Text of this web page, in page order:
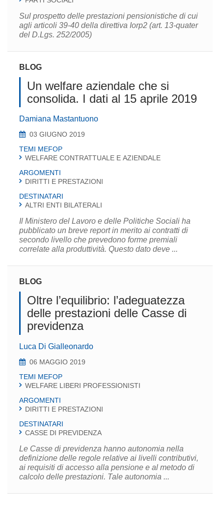
Sul prospetto delle prestazioni pensionistiche di cui
agli articoli 39-40 della direttiva Iorp2 (art. 13-quater
del D.Lgs. 252/2005)
BLOG
Un welfare aziendale che si
consolida. I dati al 15 aprile 2019
Damiana Mastantuono
03 GIUGNO 2019
TEMI MEFOP
WELFARE CONTRATTUALE E AZIENDALE
ARGOMENTI
DIRITTI E PRESTAZIONI
DESTINATARI
ALTRI ENTI BILATERALI
Il Ministero del Lavoro e delle Politiche Sociali ha
pubblicato un breve report in merito ai contratti di
secondo livello che prevedono forme premiali
correlate alla produttività. Questo dato deve ...
BLOG
Oltre l’equilibrio: l’adeguatezza
delle prestazioni delle Casse di
previdenza
Luca Di Gialleonardo
06 MAGGIO 2019
TEMI MEFOP
WELFARE LIBERI PROFESSIONISTI
ARGOMENTI
DIRITTI E PRESTAZIONI
DESTINATARI
CASSE DI PREVIDENZA
Le Casse di previdenza hanno autonomia nella
definizione delle regole relative ai livelli contributivi,
ai requisiti di accesso alla pensione e al metodo di
calcolo delle prestazioni. Tale autonomia ...